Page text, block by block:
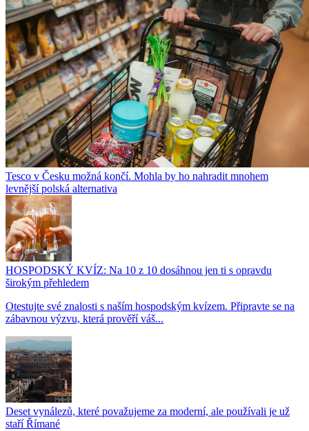
Tesco v Česku možná končí. Mohla by ho nahradit mnohem
levnější polská alternativa
HOSPODSKÝ KVÍZ: Na 10 z 10 dosáhnou jen ti s opravdu
širokým přehledem
Otestujte své znalosti s naším hospodským kvízem. Připravte se na
zábavnou výzvu, která prověří váš...
Deset vynálezů, které považujeme za moderní, ale používali je už
staří Římané